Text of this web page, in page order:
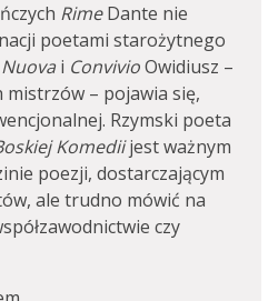
RimeDante nie
poetami starożytnego
i ConvivioOwidiusz –
– pojawia się,
Rzymski poeta
Komediijest ważnym
poezji, dostarczającym
ale trudno mówić na
czy